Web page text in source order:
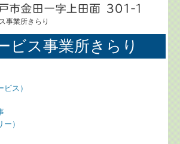
事業所きらり
ビス事業所きらり
ス）
）